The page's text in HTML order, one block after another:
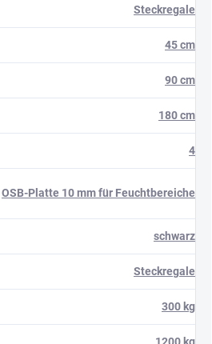
Steckregale
45 cm
90 cm
180 cm
4
OSB-Platte 10 mm für Feuchtbereiche
schwarz
Steckregale
300 kg